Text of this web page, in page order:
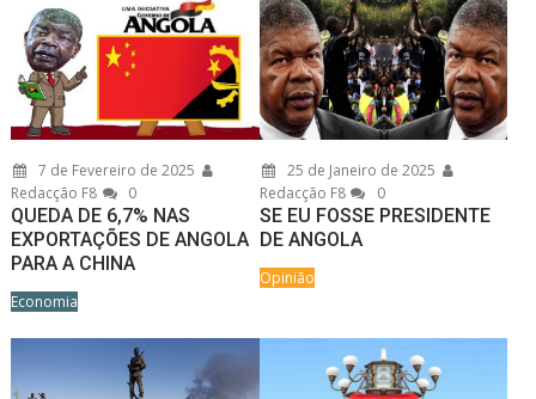
7 de Fevereiro de 2025
Redacção F8
0
QUEDA DE 6,7% NAS
EXPORTAÇÕES DE ANGOLA
PARA A CHINA
Economia
25 de Janeiro de 2025
Redacção F8
0
SE EU FOSSE PRESIDENTE
DE ANGOLA
Opinião